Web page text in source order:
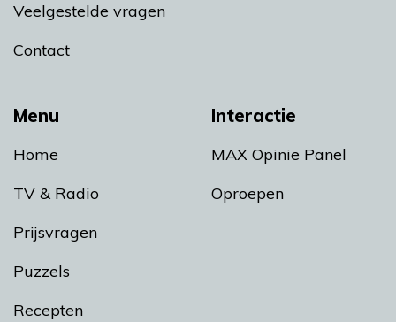
Menu
Home
TV & Radio
Prijsvragen
Puzzels
Recepten
Interactie
MAX Opinie Panel
Oproepen
Veelgestelde vragen
Contact